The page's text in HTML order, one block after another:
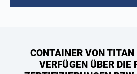
CONTAINER VON
VERFÜGEN ÜBER DIE